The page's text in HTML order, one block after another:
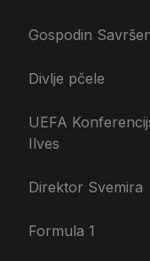
Gospodin
Divlje pčele
UEFA
Ilves
Direktor Svemira
Formula 1